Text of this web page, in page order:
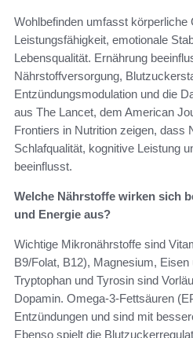
Wohlbefinden umfasst körperliche
Leistungsfähigkeit, emotionale
Lebensqualität. Ernährung
Nährstoffversorgung,
Entzündungsmodulation und die
aus The Lancet, dem American
Frontiers in Nutrition zeigen, dass
Schlafqualität, kognitive Leistung
beeinflusst.
Welche Nährstoffe wirken sich
und Energie aus?
Wichtige Mikronährstoffe sind
B9/Folat, B12), Magnesium,
Tryptophan und Tyrosin sind
Dopamin. Omega‑3‑Fettsäuren
Entzündungen und sind mit
Ebenso spielt die